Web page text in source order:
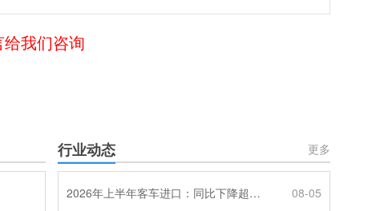
我们咨询
行业动态 更多
2026年上半年客车进口：同比下降超4成，轻客主体地位凸显
08-05